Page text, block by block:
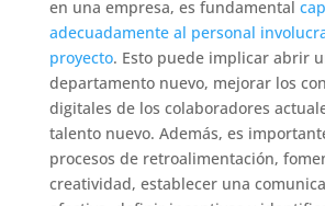
en una empresa, es fundamental
adecuadamente al personal
proyecto. Esto puede implicar abrir
departamento nuevo, mejorar los
digitales de los colaboradores
talento nuevo. Además, es
procesos de retroalimentación,
creatividad, establecer una